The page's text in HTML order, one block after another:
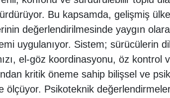
Bu kapsamda, gelişmiş
değerlendirilmesinde yaygın
uygulanıyor. Sistem; sürücülerin
el-göz koordinasyonu, öz kontrol
kritik öneme sahip bilişsel ve
ölçüyor. Psikoteknik